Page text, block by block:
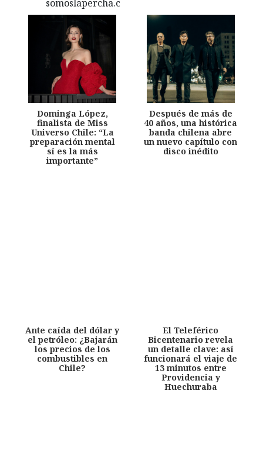
Dominga López,
finalista de Miss
Universo Chile: “La
preparación mental
sí es la más
importante”
Después de más de
40 años, una histórica
banda chilena abre
un nuevo capítulo con
disco inédito
Ante caída del dólar y
el petróleo: ¿Bajarán
los precios de los
combustibles en
Chile?
El Teleférico
Bicentenario revela
un detalle clave: así
funcionará el viaje de
13 minutos entre
Providencia y
Huechuraba